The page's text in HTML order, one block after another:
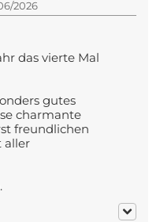
2026
das vierte Mal
gutes
charmante
freundlichen
aller